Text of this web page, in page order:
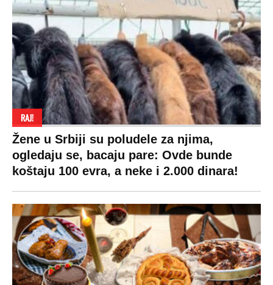
RAJ!
Žene u Srbiji su poludele za njima,
ogledaju se, bacaju pare: Ovde bunde
koštaju 100 evra, a neke i 2.000 dinara!